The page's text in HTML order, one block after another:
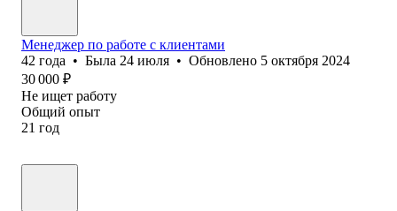
Менеджер по работе с клиентами
42 года • Была 24 июля • Обновлено 5 октября 2024
30 000 ₽
Не ищет работу
Общий опыт
21 год